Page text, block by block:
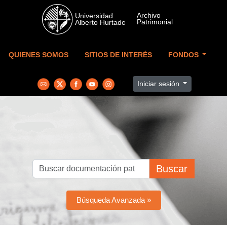
Skip to main content
QUIENES SOMOS SITIOS DE INTERÉS FONDOS
Iniciar sesión
Buscar
Búsqueda Avanzada »